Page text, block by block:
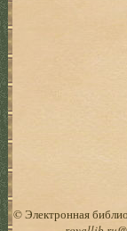
© Электронная